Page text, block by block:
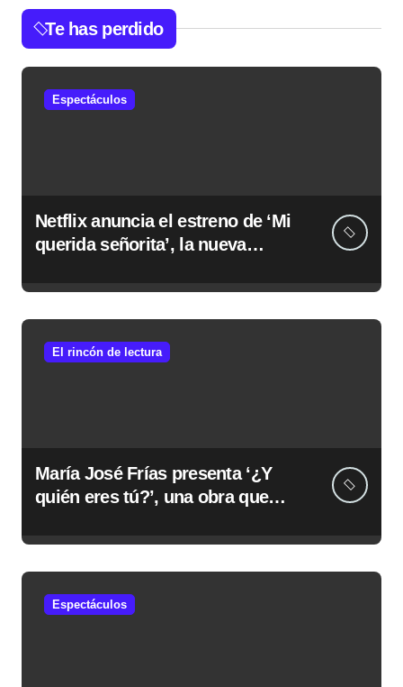
Te has perdido
Espectáculos
Netflix anuncia el estreno de ‘Mi
querida señorita’, la nueva
Molina
El rincón de lectura
María José Frías presenta ‘¿Y
quién eres tú?’, una obra que
el autoconocimiento
Espectáculos